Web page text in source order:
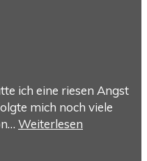
ich eine riesen Angst
mich noch viele
Weiterlesen